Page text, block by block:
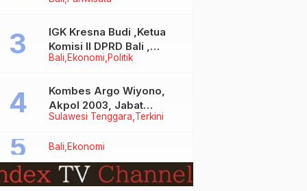
Bali Ekonomi Politik
IGK Kresna Budi ,Ketua
Komisi II DPRD Bali ,
Angkat Bicara Soal
Bersubsidi Jenis Solar
Sulawesi Tenggara Terkini
Kombes Argo Wiyono,
Akpol 2003, Jabat
Dirlantas Polda Sultra
Bali Ekonomi